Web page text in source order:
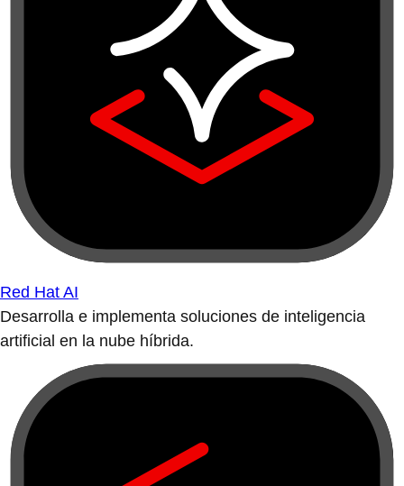
Red Hat AI
Desarrolla e implementa soluciones de inteligencia
artificial en la nube híbrida.